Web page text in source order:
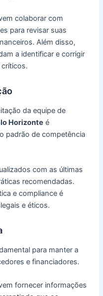
colaborar com
para revisar suas
Além disso,
a identificar e corrigir
da equipe de
Horizonte é
padrão de competência
com as últimas
recomendadas.
e compliance é
e éticos.
para manter a
e financiadores.
fornecer informações